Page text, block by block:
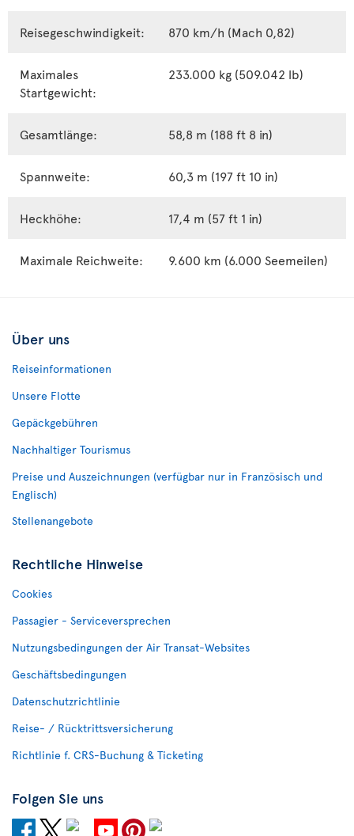
Reisegeschwindigkeit: 870 km/h (Mach 0,82)
Maximales
Startgewicht:
233.000 kg (509.042 lb)
Gesamtlänge: 58,8 m (188 ft 8 in)
Spannweite: 60,3 m (197 ft 10 in)
Heckhöhe: 17,4 m (57 ft 1 in)
Maximale Reichweite: 9.600 km (6.000 Seemeilen)
Über uns
Reiseinformationen
Unsere Flotte
Gepäckgebühren
Nachhaltiger Tourismus
Preise und Auszeichnungen (verfügbar nur in Französisch und
Englisch)
Stellenangebote
Rechtliche Hinweise
Cookies
Passagier - Serviceversprechen
Nutzungsbedingungen der Air Transat-Websites
Geschäftsbedingungen
Datenschutzrichtlinie
Reise- / Rücktrittsversicherung
Richtlinie f. CRS-Buchung & Ticketing
Folgen Sie uns